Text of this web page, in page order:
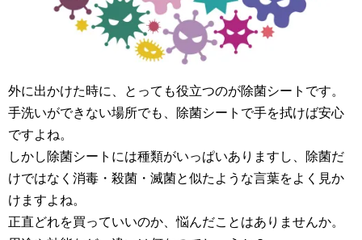
外に出かけた時に、とっても役立つのが除菌シートです。
手洗いができない場所でも、除菌シートで手を拭けば安心
ですよね。
しかし除菌シートには種類がいっぱいありますし、除菌だ
けではなく消毒・殺菌・滅菌と似たような言葉をよく見か
けますよね。
正直どれを買っていいのか、悩んだことはありませんか。